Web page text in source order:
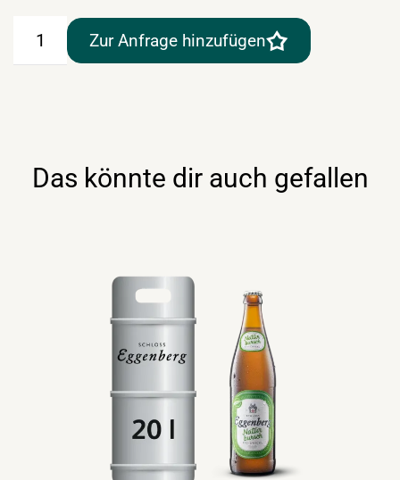
Eggenberg
Zur Anfrage hinzufügen
Das könnte dir auch gefallen